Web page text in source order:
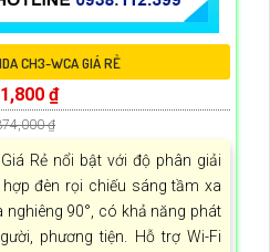
CH3-WCA GIÁ RẺ
₫
₫
Rẻ nổi bật với độ phân giải
đèn rọi chiếu sáng tầm xa
nghiêng 90°, có khả năng phát
phương tiện. Hỗ trợ Wi-Fi